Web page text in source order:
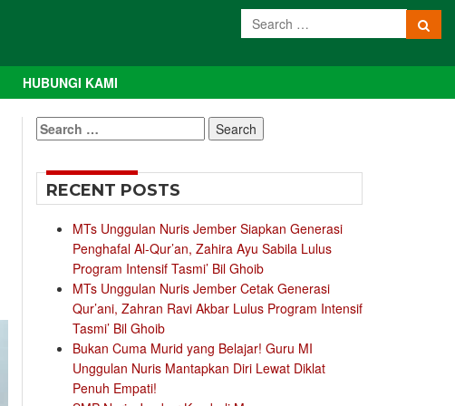
HUBUNGI KAMI
Search
for:
RECENT POSTS
MTs Unggulan Nuris Jember Siapkan Generasi
Penghafal Al-Qur’an, Zahira Ayu Sabila Lulus
Program Intensif Tasmi’ Bil Ghoib
MTs Unggulan Nuris Jember Cetak Generasi
Qur’ani, Zahran Ravi Akbar Lulus Program Intensif
Tasmi’ Bil Ghoib
Bukan Cuma Murid yang Belajar! Guru MI
Unggulan Nuris Mantapkan Diri Lewat Diklat
Penuh Empati!